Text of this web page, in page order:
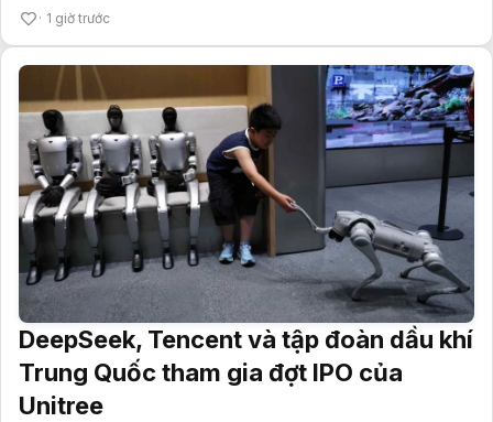
1 giờ trước
DeepSeek, Tencent và tập đoàn dầu khí
Trung Quốc tham gia đợt IPO của
Unitree